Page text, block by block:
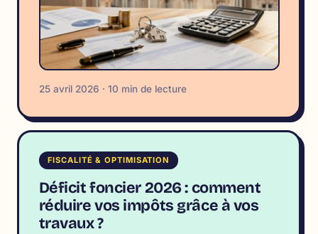
25 avril 2026 · 10 min de lecture
FISCALITÉ & OPTIMISATION
Déficit foncier 2026 : comment
réduire vos impôts grâce à vos
travaux ?